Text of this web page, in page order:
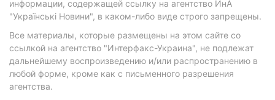
информации, содержащей ссылку на агентство ИнА
"Українські Новини", в каком-либо виде строго запрещены.
Все материалы, которые размещены на этом сайте со
ссылкой на агентство "Интерфакс-Украина", не подлежат
дальнейшему воспроизведению и/или распространению в
любой форме, кроме как с письменного разрешения
агентства.